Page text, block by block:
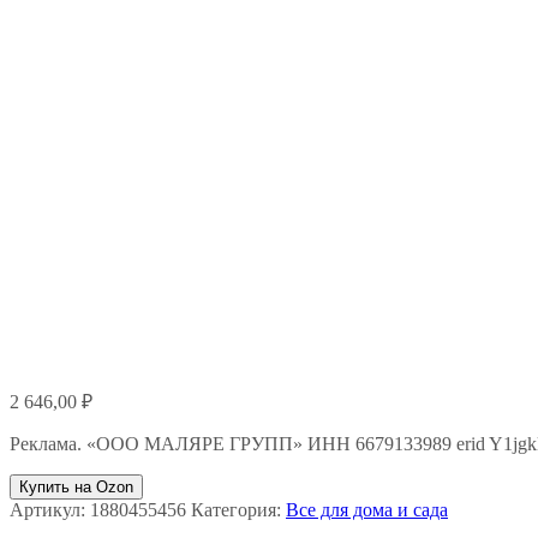
2 646,00 ₽
Реклама. «ООО МАЛЯРЕ ГРУПП» ИНН 6679133989 erid
Купить на Ozon
Артикул: 1880455456 Категория: Все для дома и сада